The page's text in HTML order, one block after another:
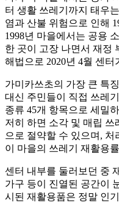
터 생활 쓰레기까지 태우
염과 산불 위험으로 인해
1998년 마을에서는 공용
한 곳이 고장 나면서 재정
해법으로 2020년 4월 센터
가미카쓰초의 가장 큰 특
대신 주민들이 직접 쓰레
종류 45개 항목으로 세밀
저히 하면 소각 및 매립 쓰
으로 절약할 수 있으며, 처
이 마을의 쓰레기 재활용
센터 내부를 둘러보던 중
가구 등이 진열된 공간이
시된 재활용품은 정말 인